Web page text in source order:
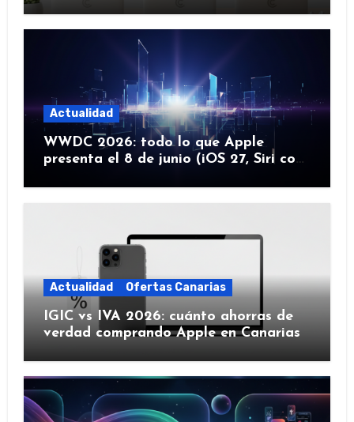
Actualidad
WWDC 2026: todo lo que Apple
presenta el 8 de junio (iOS 27, Siri con
Actualidad Ofertas Canarias
IGIC vs IVA 2026: cuánto ahorras de
verdad comprando Apple en Canarias